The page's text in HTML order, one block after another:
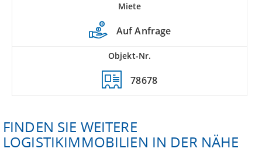
Miete
Auf Anfrage
Objekt-Nr.
78678
FINDEN SIE WEITERE
LOGISTIKIMMOBILIEN IN DER NÄHE